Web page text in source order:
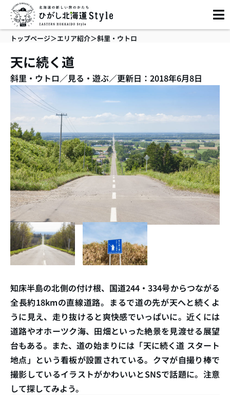
を
トップページ＞エリア紹介＞斜里・ウトロ
天に続く道
斜里・ウトロ／見る・遊ぶ／更新日：2018年6月8日
知床半島の北側の付け根、国道244・334号からつながる
全長約18kmの直線道路。まるで道の先が天へと続くよ
うに見え、走り抜けると爽快感でいっぱいに。近くには
道路やオホーツク海、田畑といった絶景を見渡せる展望
台もある。また、道の始まりには「天に続く道 スタート
地点」という看板が設置されている。クマが自撮り棒で
撮影しているイラストがかわいいとSNSで話題に。注意
して探してみよう。